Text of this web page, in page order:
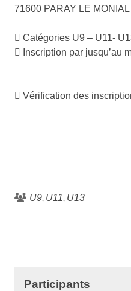
71600 PARAY LE MONIAL
 Catégories U9 – U11-
 Inscription par jusqu’au
 Vérification des
U9 U11 U13
Participants